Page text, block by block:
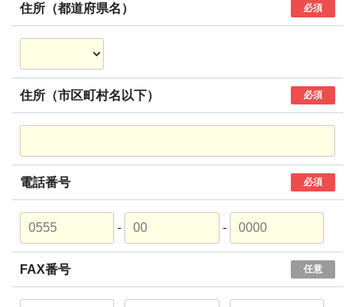
住所（都道府県名） 必須
住所（市区町村名以下） 必須
電話番号 必須
- -
FAX番号 任意